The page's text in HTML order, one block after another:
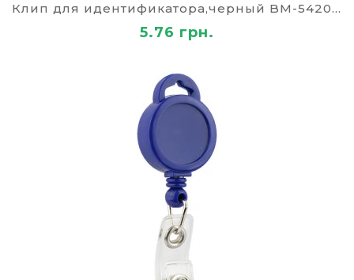
Клип для идентификатора,черный BM-5420-01
5.76 грн.